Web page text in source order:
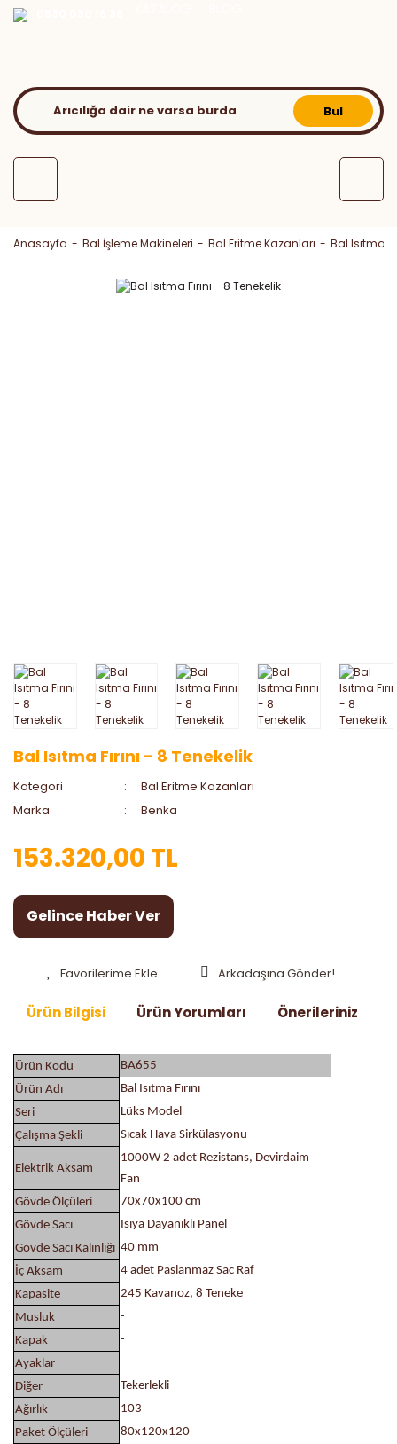
Bul
Anasayfa Bal İşleme Makineleri Bal Eritme Kazanları Bal Isıtma
Bal Isıtma Fırını - 8 Tenekelik
Kategori
Bal Eritme Kazanları
Marka
Benka
153.320,00 TL
Gelince Haber Ver
Arkadaşına Gönder!
Ürün Bilgisi Ürün Yorumları Önerileriniz
Ürün Kodu
BA655
Ürün Adı
Bal Isıtma Fırını
Seri
Lüks Model
Çalışma Şekli
Sıcak Hava Sirkülasyonu
Elektrik Aksam
1000W 2 adet Rezistans, Devirdaim
Fan
Gövde Ölçüleri
70x70x100 cm
Gövde Sacı
Isıya Dayanıklı Panel
Gövde Sacı Kalınlığı 40 mm
İç Aksam
4 adet Paslanmaz Sac Raf
Kapasite
245 Kavanoz, 8 Teneke
Musluk
-
Kapak
-
Ayaklar
-
Diğer
Tekerlekli
Ağırlık
103
Paket Ölçüleri
80x120x120